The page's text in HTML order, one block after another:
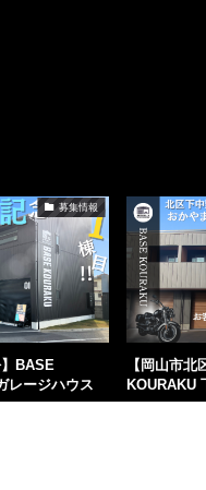
募集情報
BASE
レージハウス
【岡山市
KOURAKU